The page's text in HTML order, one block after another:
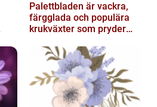
Palettbladen är vackra,
färgglada och populära
krukväxter som pryder
trädgårdar runt o...